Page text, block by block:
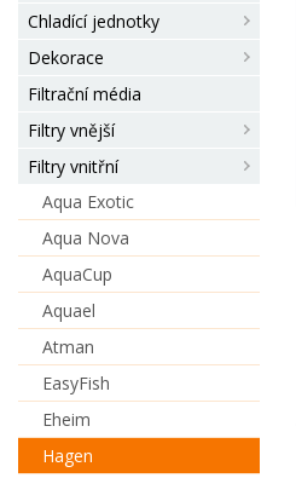
Chladící jednotky
Dekorace
Filtrační média
Filtry vnější
Filtry vnitřní
Aqua Exotic
Aqua Nova
AquaCup
Aquael
Atman
EasyFish
Eheim
Hagen